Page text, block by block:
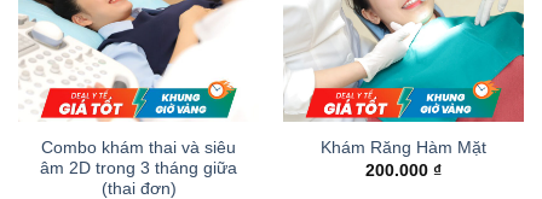
Combo khám thai và siêu
âm 2D trong 3 tháng giữa
(thai đơn)
Khám Răng Hàm Mặt
200.000 ₫